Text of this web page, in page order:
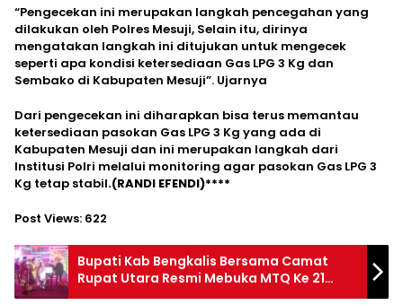
“Pengecekan ini merupakan langkah pencegahan yang
dilakukan oleh Polres Mesuji, Selain itu, dirinya
mengatakan langkah ini ditujukan untuk mengecek
seperti apa kondisi ketersediaan Gas LPG 3 Kg dan
Sembako di Kabupaten Mesuji”. Ujarnya
Dari pengecekan ini diharapkan bisa terus memantau
ketersediaan pasokan Gas LPG 3 Kg yang ada di
Kabupaten Mesuji dan ini merupakan langkah dari
Institusi Polri melalui monitoring agar pasokan Gas LPG 3
Kg tetap stabil.(RANDI EFENDI)****
Post Views: 622
Bupati Kab Bengkalis Bersama Camat
Rupat Utara Resmi Mebuka MTQ Ke 21
Tahun 2023.